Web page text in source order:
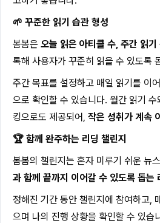
🌱 꾸준한 읽기 습관 형성
봄봄은 오늘 읽은 아티클 수, 주간 읽
록해 사용자가 꾸준히 읽을 수 있도록
주간 목표를 설정하고 매일 읽기를 이
으로 확인할 수 있습니다. 월간 읽기
킹으로도 제공되어, 작은 성취가 계속
🏆 함께 완주하는 리딩 챌린지
봄봄의 챌린지는 혼자 미루기 쉬운 뉴
과 함께 끝까지 이어갈 수 있도록 돕는
정해진 기간 동안 챌린지에 참여하고,
으며 나의 진행 상황을 확인할 수 있습